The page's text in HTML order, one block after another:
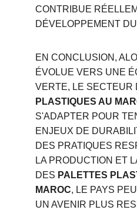
CONTRIBUE
DÉVELOPPEMENT
EN CONCLUSION,
ÉVOLUE VERS UNE
VERTE, LE SECTEUR
PLASTIQUES AU
S'ADAPTER POUR
ENJEUX DE
DES PRATIQUES
LA PRODUCTION ET
DES PALETTES
MAROC, LE PAYS
UN AVENIR PLUS